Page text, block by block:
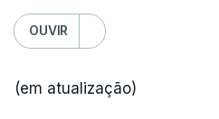
OUVIR
(em atualização)